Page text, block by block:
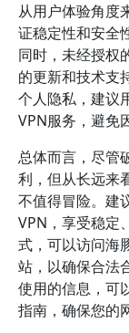
从用户体验角度
证稳定性和安全
同时，未经授权
的更新和技术支
个人隐私，建议
VPN服务，避免
总体而言，尽管
利，但从长远来
不值得冒险。建
VPN，享受稳定
式，可以访问海
站，以确保合法
使用的信息，可
指南，确保您的